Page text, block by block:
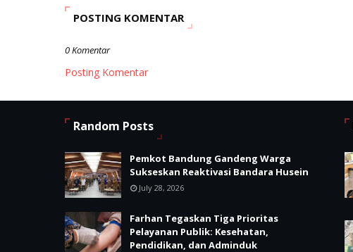
POSTING KOMENTAR
0 Komentar
Posting Komentar
Random Posts
Pemkot Bandung Gandeng Warga
Sukseskan Reaktivasi Bandara Husein
July 28, 2026
Farhan Tegaskan Tiga Prioritas
Pelayanan Publik: Kesehatan,
Pendidikan, dan Adminduk